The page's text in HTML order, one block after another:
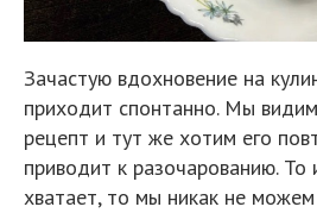
Зачастую вдохновение на
приходит спонтанно. Мы
рецепт и тут же хотим его
приводит к разочарованию. То
хватает, то мы никак не можем